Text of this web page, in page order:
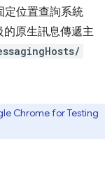
定位置查詢系統
的原生訊息傳遞主
Chrome for Testing